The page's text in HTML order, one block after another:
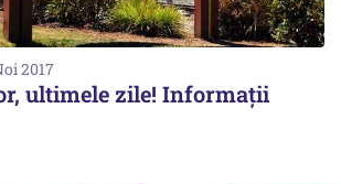
2017
ultimele zile! Informaţii